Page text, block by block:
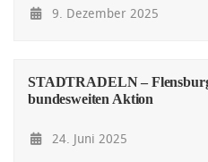
9. Dezember 2025
STADTRADELN –
bundesweiten Aktion
24. Juni 2025